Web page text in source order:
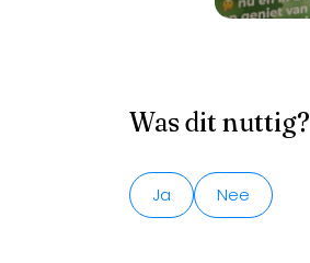
Was dit nuttig?
Ja Nee